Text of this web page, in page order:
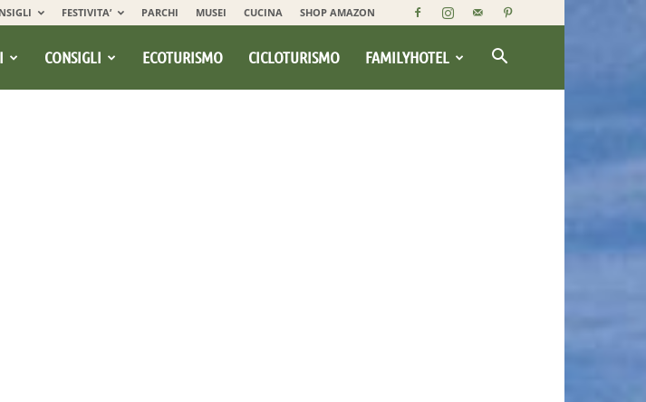
FESTIVITA’ PARCHI MUSEI CUCINA SHOP AMAZON
CONSIGLI ECOTURISMO CICLOTURISMO FAMILYHOTEL